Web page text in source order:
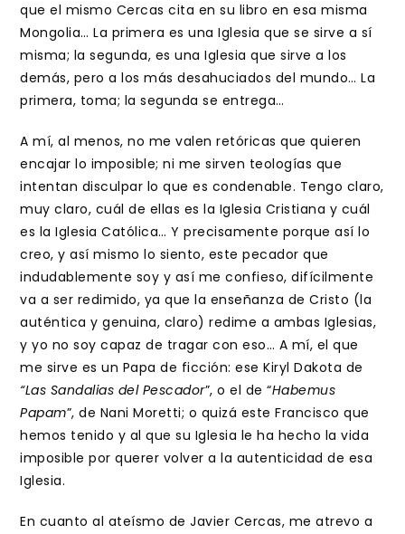
que el mismo Cercas cita en su libro en esa misma
Mongolia… La primera es una Iglesia que se sirve a sí
misma; la segunda, es una Iglesia que sirve a los
demás, pero a los más desahuciados del mundo… La
primera, toma; la segunda se entrega…
A mí, al menos, no me valen retóricas que quieren
encajar lo imposible; ni me sirven teologías que
intentan disculpar lo que es condenable. Tengo claro,
muy claro, cuál de ellas es la Iglesia Cristiana y cuál
es la Iglesia Católica… Y precisamente porque así lo
creo, y así mismo lo siento, este pecador que
indudablemente soy y así me confieso, difícilmente
va a ser redimido, ya que la enseñanza de Cristo (la
auténtica y genuina, claro) redime a ambas Iglesias,
y yo no soy capaz de tragar con eso… A mí, el que
me sirve es un Papa de ficción: ese Kiryl Dakota de
“Las Sandalias del Pescador”, o el de “Habemus
Papam”, de Nani Moretti; o quizá este Francisco que
hemos tenido y al que su Iglesia le ha hecho la vida
imposible por querer volver a la autenticidad de esa
Iglesia.
En cuanto al ateísmo de Javier Cercas, me atrevo a